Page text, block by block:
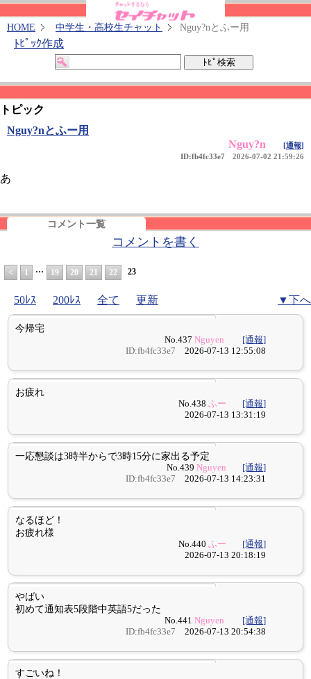
HOME 中学生・高校生チャット Nguy?nとふー用
ﾄﾋﾟｯｸ作成
トピック
Nguy?nとふー用
Nguy?n
[通報]
ID:fb4fc33e7 2026-07-02 21:59:26
あ
コメント一覧
コメントを書く
< 1 … 19 20 21 22 23
50ﾚｽ 200ﾚｽ 全て 更新 ▼下へ
今帰宅
No.437Nguyen
[通報]
ID:fb4fc33e7 2026-07-13 12:55:08
お疲れ
No.438ふー
[通報]
2026-07-13 13:31:19
一応懇談は3時半からで3時15分に家出る予定
No.439Nguyen
[通報]
ID:fb4fc33e7 2026-07-13 14:23:31
なるほど！
お疲れ様
No.440ふー
[通報]
2026-07-13 20:18:19
やばい
初めて通知表5段階中英語5だった
No.441Nguyen
[通報]
ID:fb4fc33e7 2026-07-13 20:54:38
すごいね！